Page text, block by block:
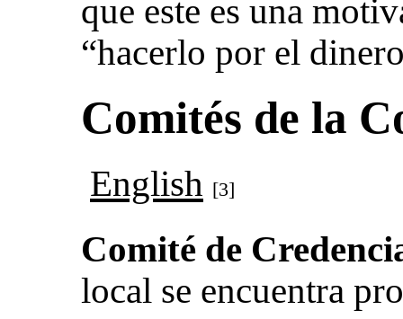
que este es una
“hacerlo por el
Comités de la
English [3]
Comité de
local se encuentra